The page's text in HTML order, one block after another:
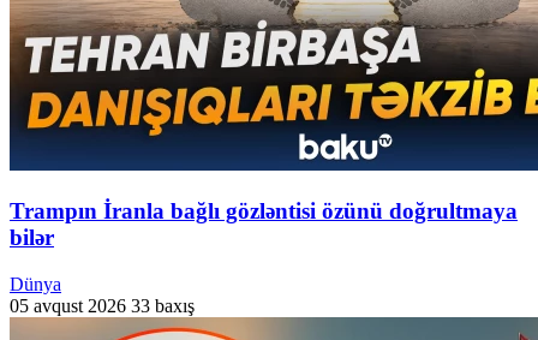
Trampın İranla bağlı gözləntisi özünü doğrultmaya
bilər
Dünya
05 avqust 2026 33 baxış